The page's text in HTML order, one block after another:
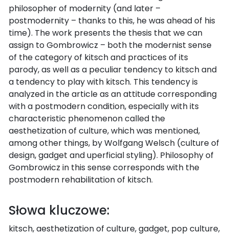
philosopher of modernity (and later –
postmodernity – thanks to this, he was ahead of his
time). The work presents the thesis that we can
assign to Gombrowicz – both the modernist sense
of the category of kitsch and practices of its
parody, as well as a peculiar tendency to kitsch and
a tendency to play with kitsch. This tendency is
analyzed in the article as an attitude corresponding
with a postmodern condition, especially with its
characteristic phenomenon called the
aesthetization of culture, which was mentioned,
among other things, by Wolfgang Welsch (culture of
design, gadget and uperficial styling). Philosophy of
Gombrowicz in this sense corresponds with the
postmodern rehabilitation of kitsch.
Słowa kluczowe:
kitsch, aesthetization of culture, gadget, pop culture,